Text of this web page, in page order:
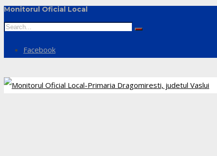
Monitorul Oficial Local
Facebook